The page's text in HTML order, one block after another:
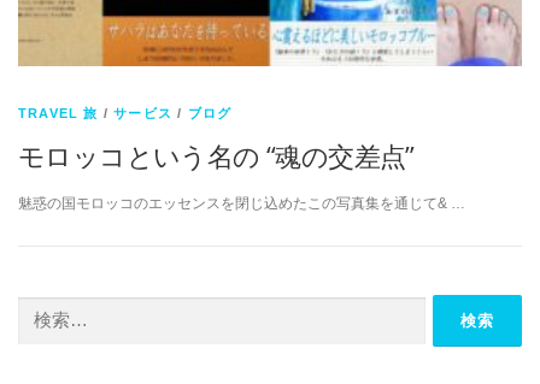
TRAVEL 旅 /サービス / ブログ
モロッコという名の “魂の交差点”
魅惑の国モロッコのエッセンスを閉じ込めたこの写真集を通じて& …